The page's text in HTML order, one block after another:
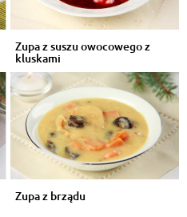
Zupa z suszu owocowego z
kluskami
Zupa z brządu